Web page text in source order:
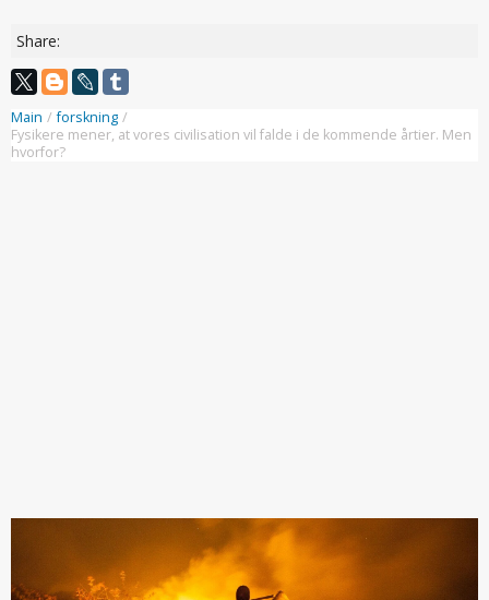
Share:
Main / forskning /
Fysikere mener, at vores civilisation vil falde i de kommende årtier. Men
hvorfor?